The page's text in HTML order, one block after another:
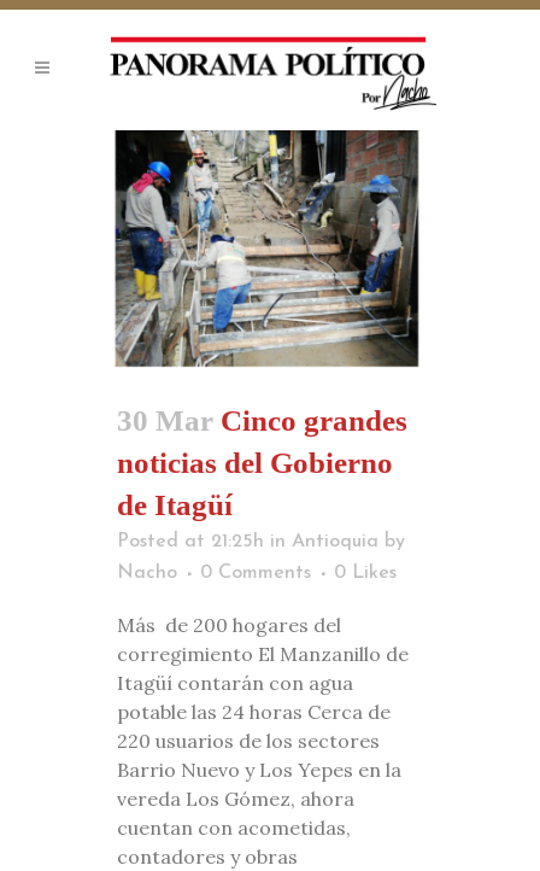
30 Mar Cinco grandes
noticias del Gobierno
de Itagüí
Posted at 21:25h in Antioquia by
Nacho
0 Comments 0 Likes
Más de 200 hogares del
corregimiento El Manzanillo de
Itagüí contarán con agua
potable las 24 horas Cerca de
220 usuarios de los sectores
Barrio Nuevo y Los Yepes en la
vereda Los Gómez, ahora
cuentan con acometidas,
contadores y obras